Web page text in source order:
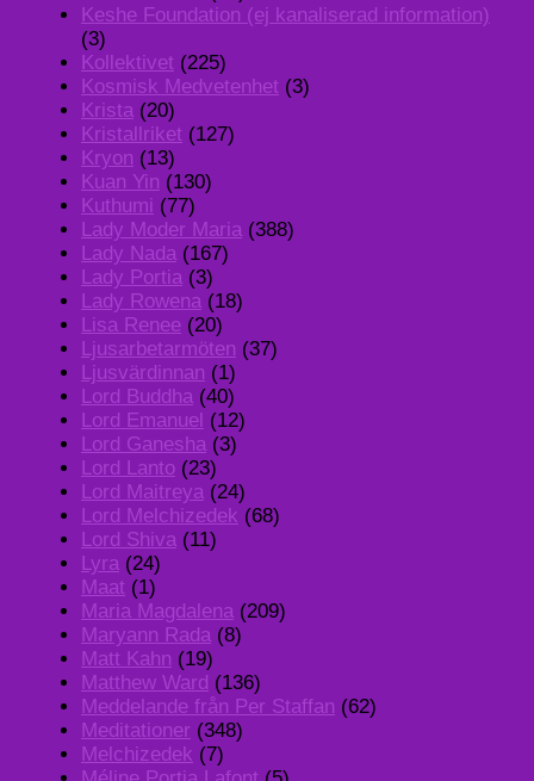
Keshe Foundation (ej kanaliserad information)
(3)
Kollektivet (225)
Kosmisk Medvetenhet (3)
Krista (20)
Kristallriket (127)
Kryon (13)
Kuan Yin (130)
Kuthumi (77)
Lady Moder Maria (388)
Lady Nada (167)
Lady Portia (3)
Lady Rowena (18)
Lisa Renee (20)
Ljusarbetarmöten (37)
Ljusvärdinnan (1)
Lord Buddha (40)
Lord Emanuel (12)
Lord Ganesha (3)
Lord Lanto (23)
Lord Maitreya (24)
Lord Melchizedek (68)
Lord Shiva (11)
Lyra (24)
Maat (1)
Maria Magdalena (209)
Maryann Rada (8)
Matt Kahn (19)
Matthew Ward (136)
Meddelande från Per Staffan (62)
Meditationer (348)
Melchizedek (7)